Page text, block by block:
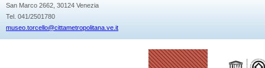
San Marco 2662, 30124 Venezia
Tel. 041/2501780
museo.torcello@cittametropolitana.ve.it